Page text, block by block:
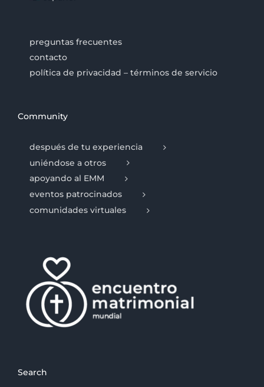
preguntas frecuentes
contacto
política de privacidad – términos de servicio
Community
después de tu experiencia
uniéndose a otros
apoyando al EMM
eventos patrocinados
comunidades virtuales
Search